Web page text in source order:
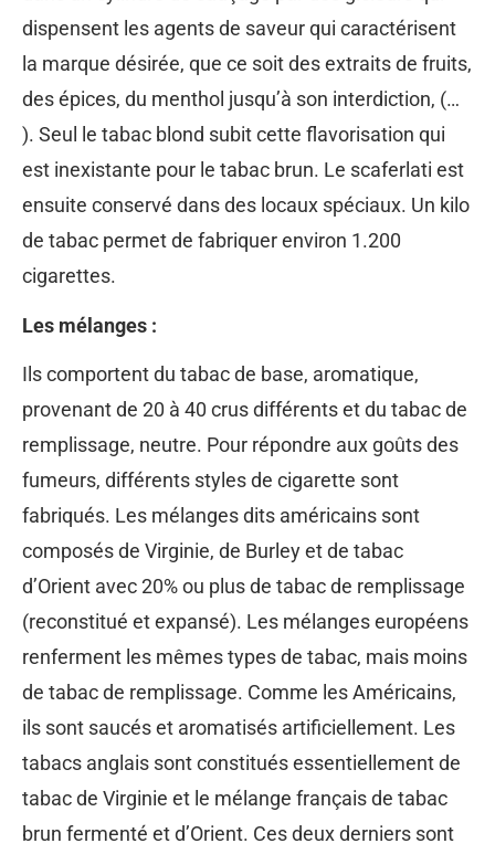
dispensent les agents de saveur qui caractérisent
la marque désirée, que ce soit des extraits de fruits,
des épices, du menthol jusqu’à son interdiction, (…
). Seul le tabac blond subit cette flavorisation qui
est inexistante pour le tabac brun. Le scaferlati est
ensuite conservé dans des locaux spéciaux. Un kilo
de tabac permet de fabriquer environ 1.200
cigarettes.
Les mélanges :
Ils comportent du tabac de base, aromatique,
provenant de 20 à 40 crus différents et du tabac de
remplissage, neutre. Pour répondre aux goûts des
fumeurs, différents styles de cigarette sont
fabriqués. Les mélanges dits américains sont
composés de Virginie, de Burley et de tabac
d’Orient avec 20% ou plus de tabac de remplissage
(reconstitué et expansé). Les mélanges européens
renferment les mêmes types de tabac, mais moins
de tabac de remplissage. Comme les Américains,
ils sont saucés et aromatisés artificiellement. Les
tabacs anglais sont constitués essentiellement de
tabac de Virginie et le mélange français de tabac
brun fermenté et d’Orient. Ces deux derniers sont